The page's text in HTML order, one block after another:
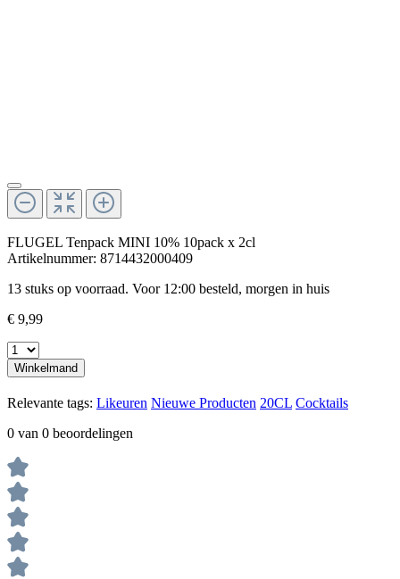
FLUGEL Tenpack MINI 10% 10pack x 2cl
Artikelnummer: 8714432000409
13 stuks op voorraad. Voor 12:00 besteld, morgen in huis
€ 9,99
Winkelmand
Relevante tags: Likeuren Nieuwe Producten 20CL Cocktails
0 van 0 beoordelingen